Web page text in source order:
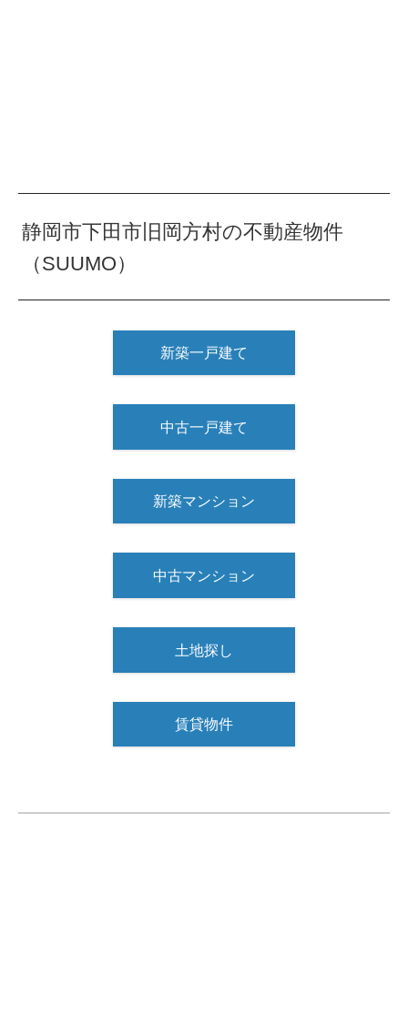
静岡市下田市旧岡方村の不動産物件
（SUUMO）
新築一戸建て
中古一戸建て
新築マンション
中古マンション
土地探し
賃貸物件